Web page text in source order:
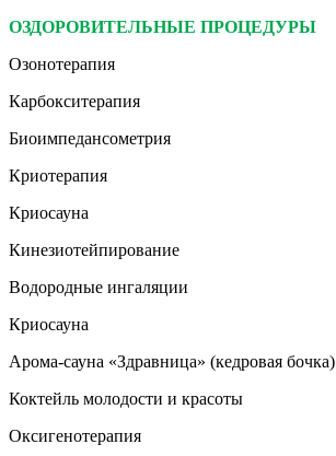
ОЗДОРОВИТЕЛЬНЫЕ ПРОЦЕДУРЫ
Озонотерапия
Карбокситерапия
Биоимпедансометрия
Криотерапия
Криосауна
Кинезиотейпирование
Водородные ингаляции
Криосауна
Арома-сауна «Здравница» (кедровая бочка)
Коктейль молодости и красоты
Оксигенотерапия